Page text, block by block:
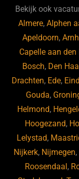
b
o
o
k
d
s
a
Bekijk ook
Almere,Alphen
Apeldoorn,
Capelle aan den
Bosch, Den
Drachten, Ede,
Gouda,
Helmond,
Hoogezand,
Lelystad,
Nijkerk, Nijmegen,
Roosendaal ,